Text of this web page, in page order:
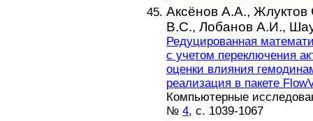
Аксёнов А.А.,
В.С., Лобанов А.И.,
Редуцированная
с учетом переключения
оценки влияния
реализация в пакете
Компьютерные
№ 4, с. 1039-1067